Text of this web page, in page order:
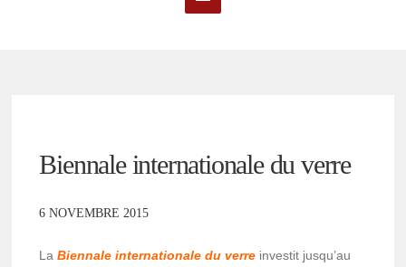
Biennale internationale du verre
6 NOVEMBRE 2015
LaBiennale internationale du verre investit jusqu’au